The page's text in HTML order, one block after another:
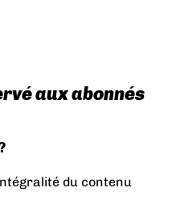
aux abonnés
du contenu